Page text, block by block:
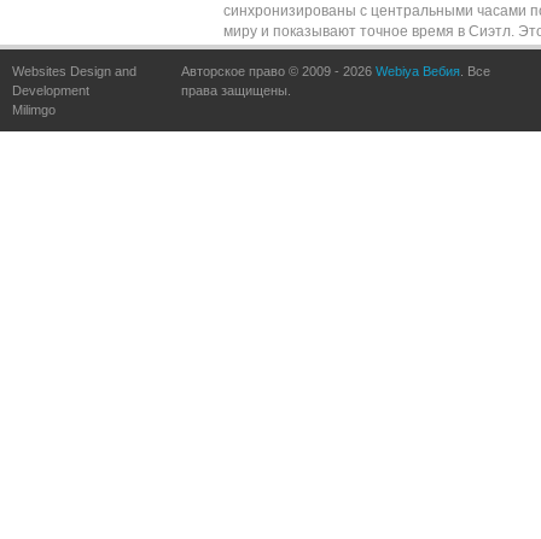
синхронизированы с центральными часами
миру и показывают точное время в Сиэтл.
обеспечивается частыми обновлениями по
сравнению с точными часами по всему миру.
Websites Design and
Development
Milimgo
Авторское право © 2009 - 2026 Webiya Вебия. Все
права защищены.